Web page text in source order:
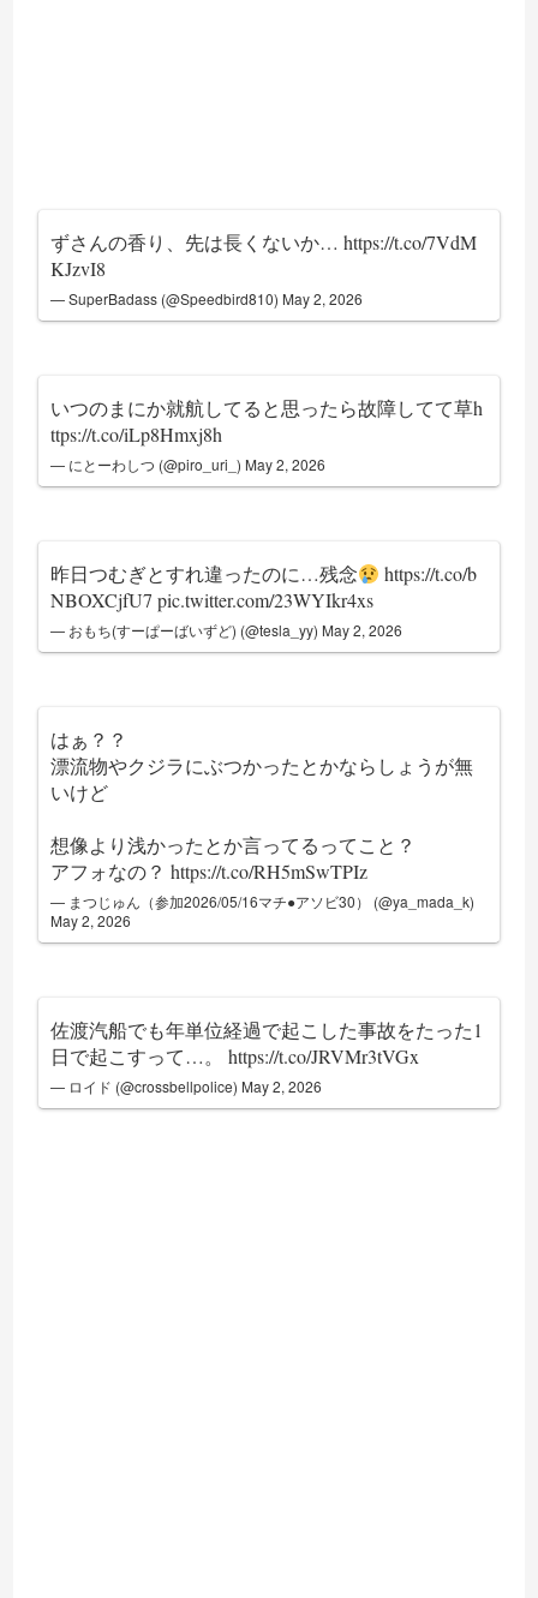
ずさんの香り、先は長くないか…https://t.co/7VdM
KJzvI8
— SuperBadass (@Speedbird810) May 2, 2026
いつのまにか就航してると思ったら故障してて草h
ttps://t.co/iLp8Hmxj8h
— にとーわしつ (@piro_uri_) May 2, 2026
昨日つむぎとすれ違ったのに…残念
https://t.co/b
NBOXCjfU7 pic.twitter.com/23WYIkr4xs
— おもち(すーぱーばいずど) (@tesla_yy) May 2, 2026
はぁ？？
漂流物やクジラにぶつかったとかならしょうが無
いけど
想像より浅かったとか言ってるってこと？
アフォなの？https://t.co/RH5mSwTPIz
— まつじゅん（参加2026/05/16マチ●アソビ30） (@ya_mada_k)
May 2, 2026
佐渡汽船でも年単位経過で起こした事故をたった1
日で起こすって…。https://t.co/JRVMr3tVGx
— ロイド (@crossbellpolice) May 2, 2026